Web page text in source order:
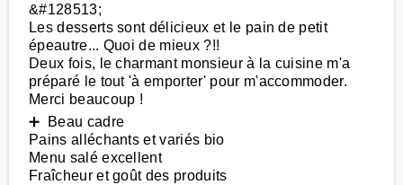
&#128513;
Les desserts sont délicieux et le pain de petit
épeautre... Quoi de mieux ?!!
Deux fois, le charmant monsieur à la cuisine m'a
préparé le tout 'à emporter' pour m'accommoder.
Merci beaucoup !
➕ Beau cadre
Pains alléchants et variés bio
Menu salé excellent
Fraîcheur et goût des produits